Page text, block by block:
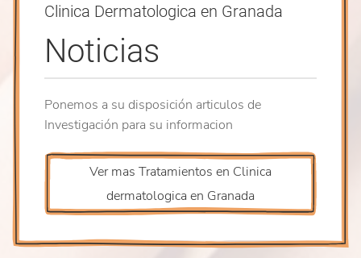
Clinica Dermatologica en Granada
Noticias
Ponemos a su disposición articulos de
Investigación para su informacion
Ver mas Tratamientos en Clinica
dermatologica en Granada